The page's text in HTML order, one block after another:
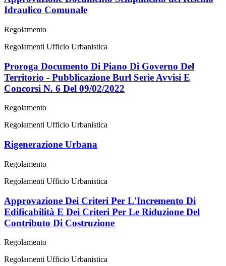
Idraulico Comunale
Regolamento
Regolamenti Ufficio Urbanistica
Proroga Documento Di Piano Di Governo Del
Territorio - Pubblicazione Burl Serie Avvisi E
Concorsi N. 6 Del 09/02/2022
Regolamento
Regolamenti Ufficio Urbanistica
Rigenerazione Urbana
Regolamento
Regolamenti Ufficio Urbanistica
Approvazione Dei Criteri Per L'Incremento Di
Edificabilità E Dei Criteri Per Le Riduzione Del
Contributo Di Costruzione
Regolamento
Regolamenti Ufficio Urbanistica